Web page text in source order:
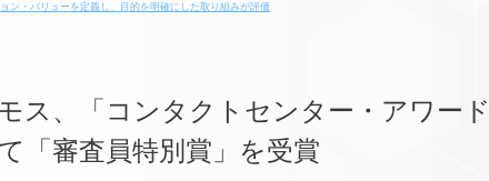
ン・バリューを定義し、目的を明確にした取り組みが評価
ス、「コンタクトセンター・アワード
「審査員特別賞」を受賞